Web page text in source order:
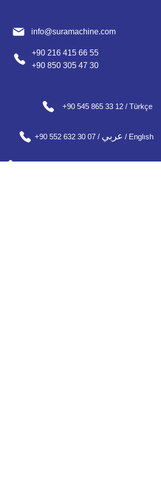
info@suramachine.com
+90 216 415 66 55
+90 850 305 47 30
+90 545 865 33 12 / Türkçe
+90 552 632 30 07 / عربي / Englısh